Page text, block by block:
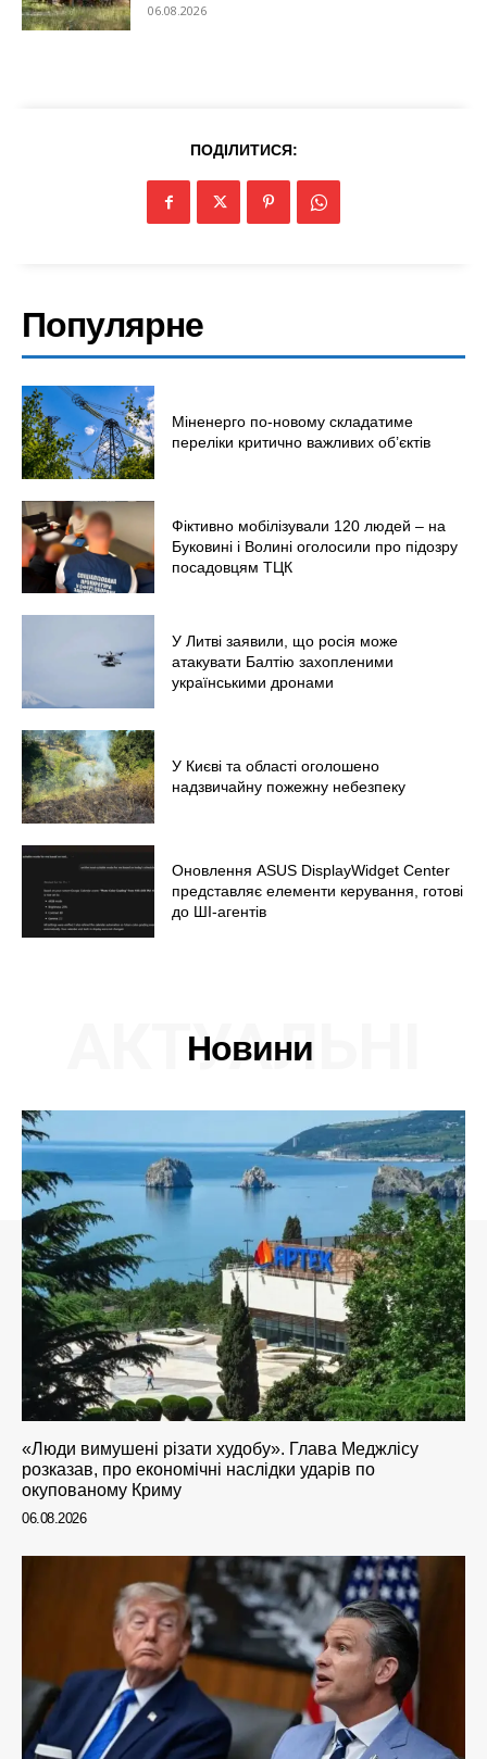
Київ
Україна
Економіка
Політика
Світ
Технології
Війна
06.08.2026
ПОДІЛИТИСЯ:
Популярне
Міненерго по-новому складатиме
переліки критично важливих об’єктів
Фіктивно мобілізували 120 людей – на
Буковині і Волині оголосили про підозру
посадовцям ТЦК
У Литві заявили, що росія може
атакувати Балтію захопленими
українськими дронами
У Києві та області оголошено
надзвичайну пожежну небезпеку
Оновлення ASUS DisplayWidget Center
представляє елементи керування, готові
до ШІ-агентів
Новини
АКТУАЛЬНІ
«Люди вимушені різати худобу». Глава Меджлісу
розказав, про економічні наслідки ударів по
окупованому Криму
06.08.2026